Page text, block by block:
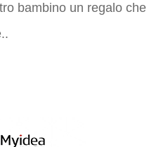
bambino un regalo che